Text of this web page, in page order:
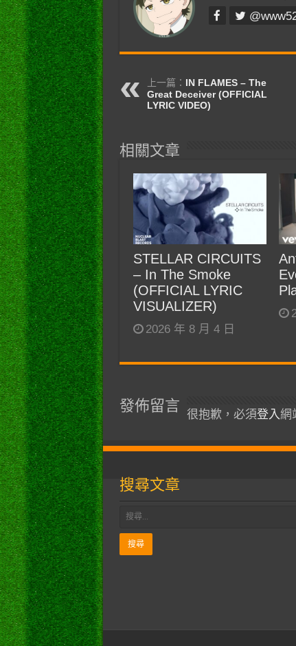
上一篇： IN FLAMES – The
Great Deceiver (OFFICIAL
LYRIC VIDEO)
相關文章
STELLAR CIRCUITS
– In The Smoke
(OFFICIAL LYRIC
VISUALIZER)
2026 年 8 月 4 日
發佈留言
很抱歉，必須登入網
搜尋文章